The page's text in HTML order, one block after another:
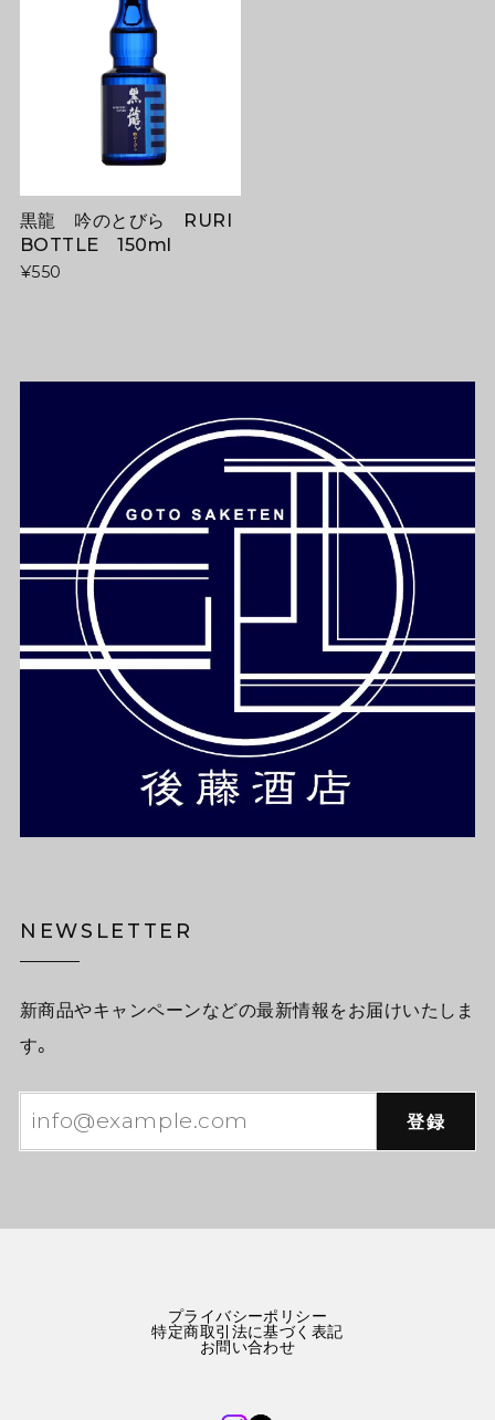
黒龍 吟のとびら RURI
BOTTLE 150ml
¥550
NEWSLETTER
新商品やキャンペーンなどの最新情報をお届けいたしま
す。
登録
プライバシーポリシー
特定商取引法に基づく表記
お問い合わせ